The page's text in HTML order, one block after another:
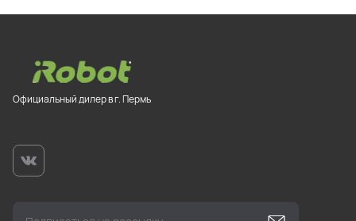
Официальный дилер в г. Пермь